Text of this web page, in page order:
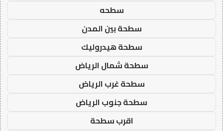
سطحه
سطحة بين المدن
سطحة هيدروليك
سطحة شمال الرياض
سطحة غرب الرياض
سطحة جنوب الرياض
اقرب سطحة